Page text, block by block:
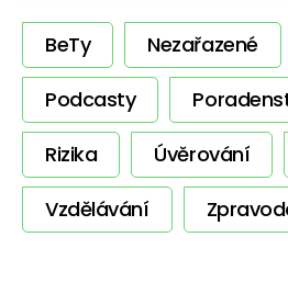
BeTy Nezařazené
Podcasty
Rizika
Úvěrování
Vzdělávání